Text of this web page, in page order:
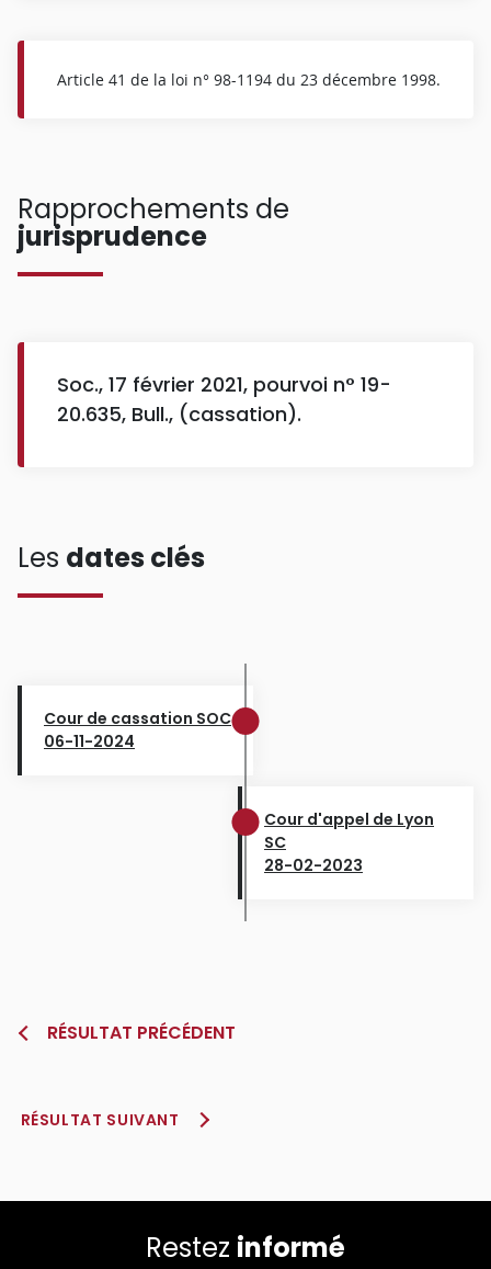
Article 41 de la loi n° 98-1194 du 23 décembre 1998.
Rapprochements de
jurisprudence
Soc., 17 février 2021, pourvoi n° 19-
20.635, Bull., (cassation).
Les dates clés
Cour de cassation SOC
06-11-2024
Cour d'appel de Lyon
SC
28-02-2023
RÉSULTAT PRÉCÉDENT
RÉSULTAT SUIVANT
Restez informé